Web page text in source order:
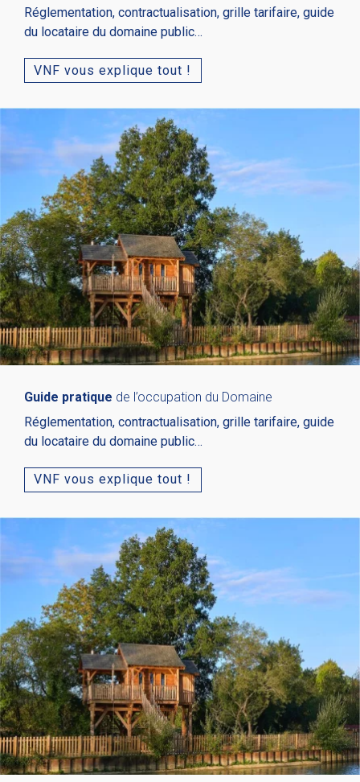
Réglementation, contractualisation, grille tarifaire, guide
du locataire du domaine public…
VNF vous explique tout !
Guide pratique de l’occupation du Domaine
Réglementation, contractualisation, grille tarifaire, guide
du locataire du domaine public…
VNF vous explique tout !